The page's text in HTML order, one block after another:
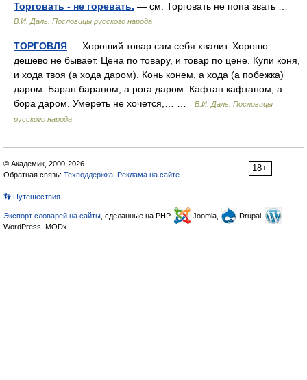
Торговать - не горевать. — см. Торговать не попа звать …
В.И. Даль. Пословицы русского народа
ТОРГОВЛЯ — Хороший товар сам себя хвалит. Хорошо
дешево не бывает. Цена по товару, и товар по цене. Купи коня,
и хода твоя (а хода даром). Конь конем, а хода (а побежка)
даром. Баран бараном, а рога даром. Кафтан кафтаном, а
бора даром. Умереть не хочется,… …
В.И. Даль. Пословицы
русского народа
18+
© Академик, 2000-2026
Обратная связь: Техподдержка Реклама на сайте
👣 Путешествия
Экспорт словарей на сайты , сделанные на PHP, Joomla,
Drupal,
WordPress, MODx.